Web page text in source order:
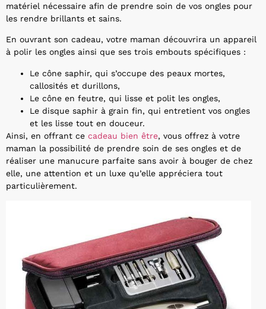
matériel nécessaire afin de prendre soin de vos ongles pour
les rendre brillants et sains.
En ouvrant son cadeau, votre maman découvrira un appareil
à polir les ongles ainsi que ses trois embouts spécifiques :
Le cône saphir, qui s’occupe des peaux mortes,
callosités et durillons,
Le cône en feutre, qui lisse et polit les ongles,
Le disque saphir à grain fin, qui entretient vos ongles
et les lisse tout en douceur.
Ainsi, en offrant ce cadeau bien être, vous offrez à votre
maman la possibilité de prendre soin de ses ongles et de
réaliser une manucure parfaite sans avoir à bouger de chez
elle, une attention et un luxe qu’elle appréciera tout
particulièrement.